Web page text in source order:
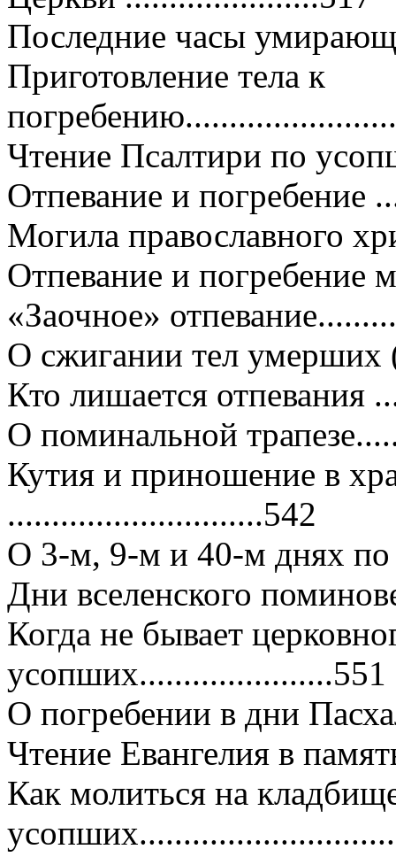
Последние часы
Приготовление тела к
Чтение Псалтири по
Отпевание и погребение
Могила православного
Отпевание и погребение
«Заочное»
О сжигании тел умерших
Кто лишается отпевания
О поминальной
Кутия и приношение в
.............................542
О 3-м, 9-м и 40-м днях по
Дни вселенского
Когда не бывает
усопших......................551
О погребении в дни
Чтение Евангелия в
Как молиться на